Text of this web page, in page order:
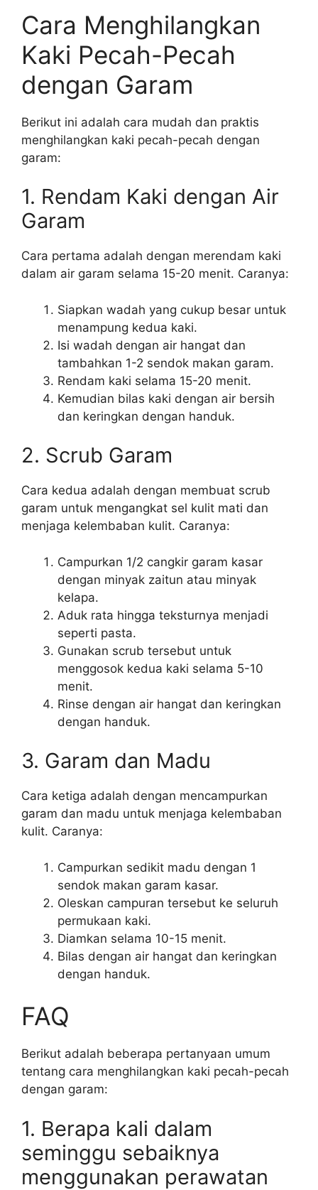
Cara Menghilangkan
Kaki Pecah-Pecah
dengan Garam
Berikut ini adalah cara mudah dan praktis
menghilangkan kaki pecah-pecah dengan
garam:
1. Rendam Kaki dengan Air
Garam
Cara pertama adalah dengan merendam kaki
dalam air garam selama 15-20 menit. Caranya:
Siapkan wadah yang cukup besar untuk
menampung kedua kaki.
Isi wadah dengan air hangat dan
tambahkan 1-2 sendok makan garam.
Rendam kaki selama 15-20 menit.
Kemudian bilas kaki dengan air bersih
dan keringkan dengan handuk.
2. Scrub Garam
Cara kedua adalah dengan membuat scrub
garam untuk mengangkat sel kulit mati dan
menjaga kelembaban kulit. Caranya:
Campurkan 1/2 cangkir garam kasar
dengan minyak zaitun atau minyak
kelapa.
Aduk rata hingga teksturnya menjadi
seperti pasta.
Gunakan scrub tersebut untuk
menggosok kedua kaki selama 5-10
menit.
Rinse dengan air hangat dan keringkan
dengan handuk.
3. Garam dan Madu
Cara ketiga adalah dengan mencampurkan
garam dan madu untuk menjaga kelembaban
kulit. Caranya:
Campurkan sedikit madu dengan 1
sendok makan garam kasar.
Oleskan campuran tersebut ke seluruh
permukaan kaki.
Diamkan selama 10-15 menit.
Bilas dengan air hangat dan keringkan
dengan handuk.
FAQ
Berikut adalah beberapa pertanyaan umum
tentang cara menghilangkan kaki pecah-pecah
dengan garam:
1. Berapa kali dalam
seminggu sebaiknya
menggunakan perawatan